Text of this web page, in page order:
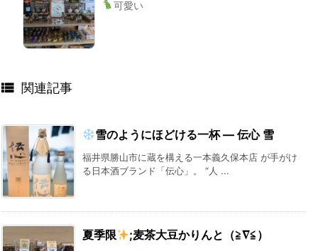
可愛い
 関連記事
雪のようにほどける一杯 ― 伝心 雪
福井県勝山市に蔵を構える一本義久保本店 が手がけ
る日本酒ブランド「伝心」。 “人 ...
夏季限 ;麦茶大豆かりんと（≧∇≦）